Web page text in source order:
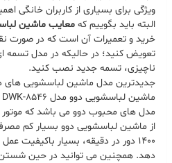
ویژگی برای بسیاری از کاربران خانگی
البته باید بگوییم که معایب ماشین
خرید و تعمیرات آن است که در صورت
تعویض کنید؛ در حالیکه در مدل تسمه
ناچیزی، تسمه جدید نصب کنید.
جدیدترین مدل ماشین لباسشویی های
مدل های محبوب دوو می باشد که
از ماشین لباسشویی دوو بسیار کم
1400 دور در دقیقه، بسیار
دهد. همچنین می توانید در حین